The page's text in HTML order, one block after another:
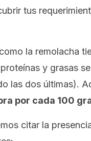
tus
la remolacha
y grasas
las dos últimas).
por cada 100
citar la